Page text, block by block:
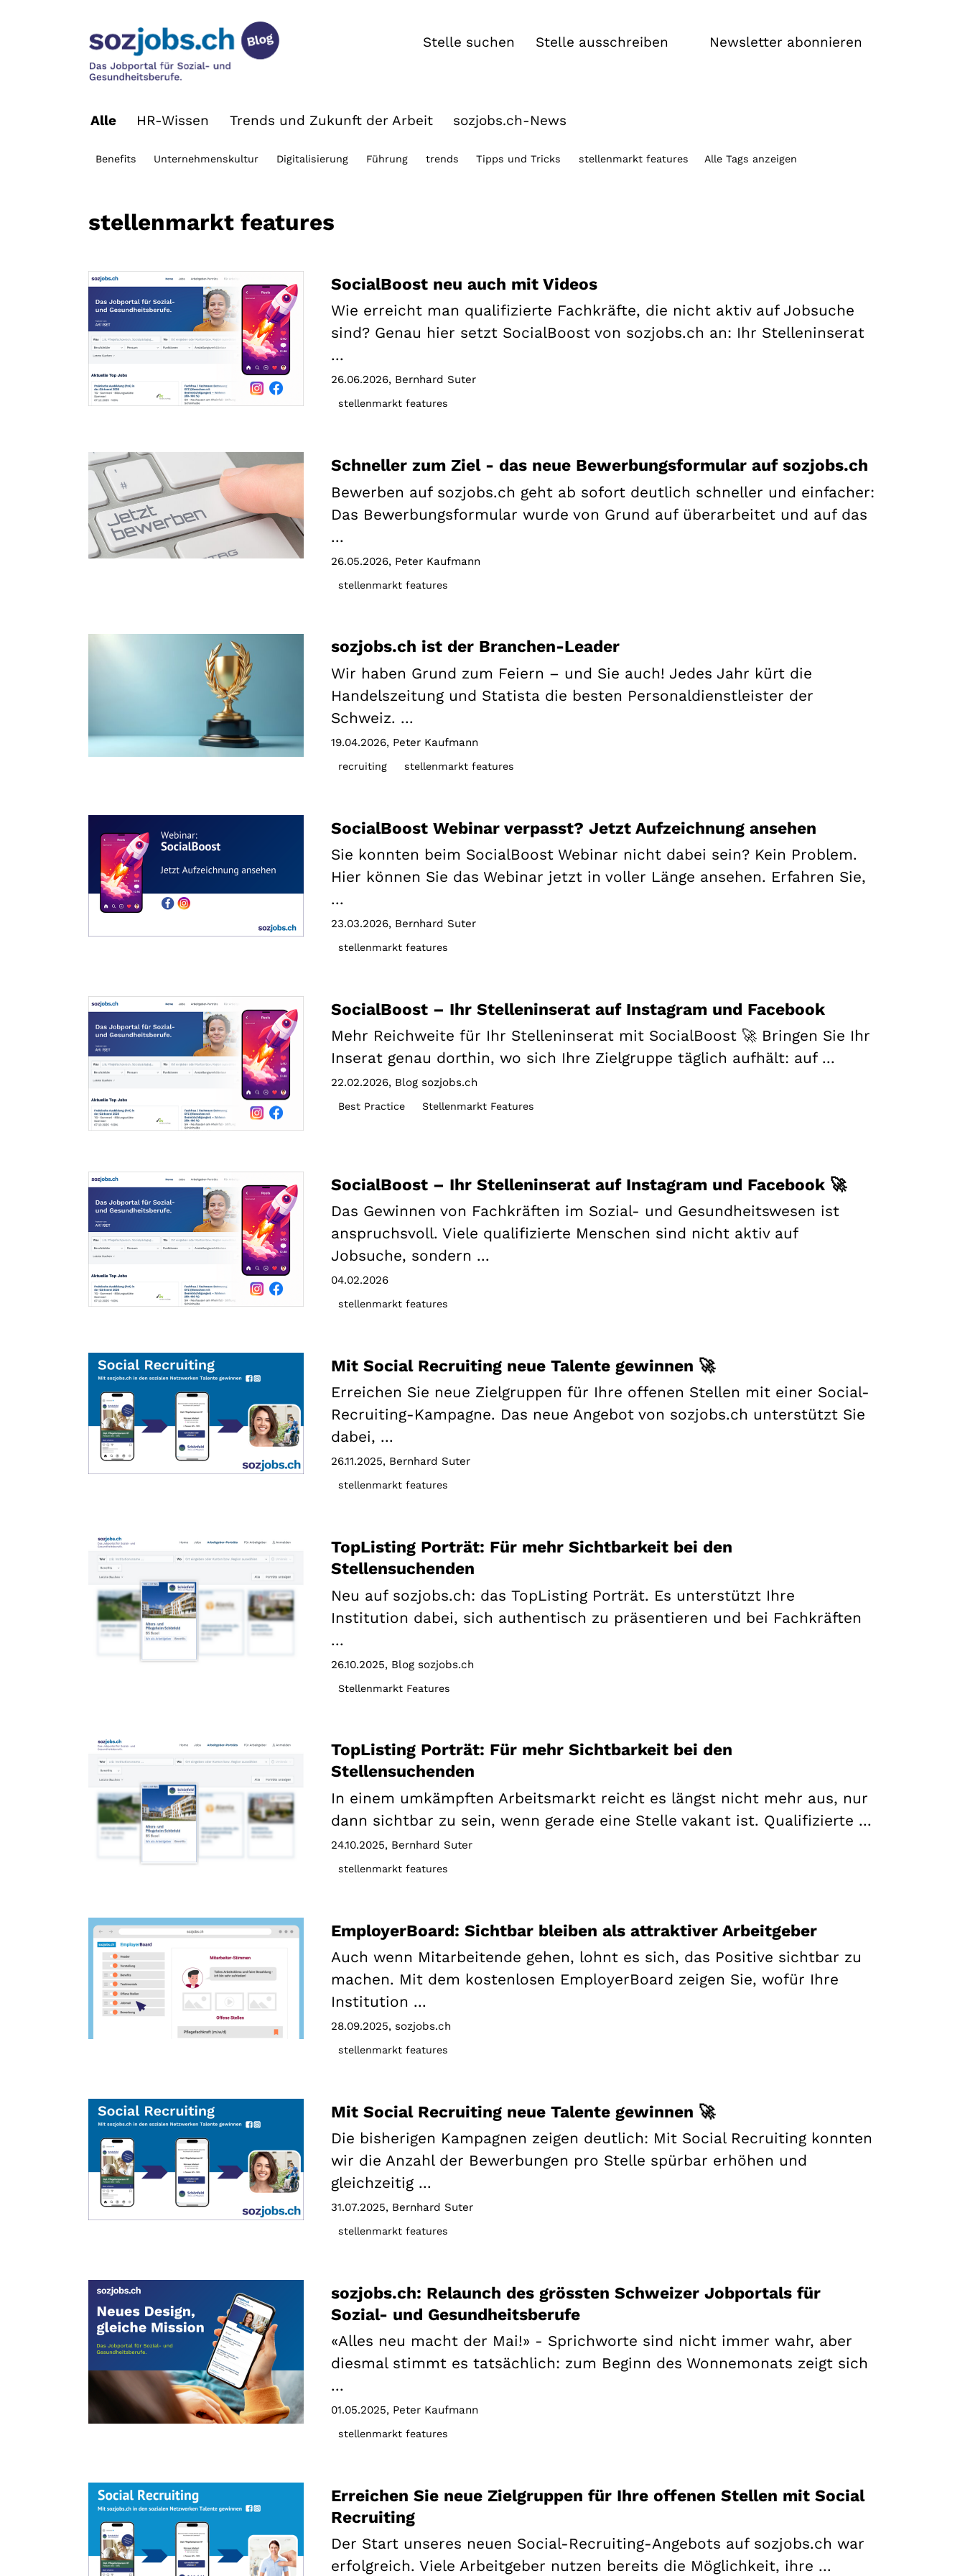
Stelle ausschreiben
Stelle suchen Newsletter abonnieren
Alle HR-Wissen Trends und Zukunft der Arbeit sozjobs.ch-News
Benefits Unternehmenskultur Digitalisierung Führung trends Tipps und Tricks stellenmarkt features Alle Tags anzeigen
stellenmarkt features
SocialBoost neu auch mit Videos
Wie erreicht man qualifizierte Fachkräfte, die nicht aktiv auf Jobsuche
sind? Genau hier setzt SocialBoost von sozjobs.ch an: Ihr Stelleninserat
...
26.06.2026 Bernhard Suter
stellenmarkt features
Schneller zum Ziel - das neue Bewerbungsformular auf sozjobs.ch
Bewerben auf sozjobs.ch geht ab sofort deutlich schneller und einfacher:
Das Bewerbungsformular wurde von Grund auf überarbeitet und auf das
...
26.05.2026 Peter Kaufmann
stellenmarkt features
sozjobs.ch ist der Branchen-Leader
Wir haben Grund zum Feiern – und Sie auch! Jedes Jahr kürt die
Handelszeitung und Statista die besten Personaldienstleister der
Schweiz. ...
19.04.2026 Peter Kaufmann
recruiting stellenmarkt features
SocialBoost Webinar verpasst? Jetzt Aufzeichnung ansehen
Sie konnten beim SocialBoost Webinar nicht dabei sein? Kein Problem.
Hier können Sie das Webinar jetzt in voller Länge ansehen. Erfahren Sie,
...
23.03.2026 Bernhard Suter
stellenmarkt features
SocialBoost – Ihr Stelleninserat auf Instagram und Facebook
Mehr Reichweite für Ihr Stelleninserat mit SocialBoost 🚀 Bringen Sie Ihr
Inserat genau dorthin, wo sich Ihre Zielgruppe täglich aufhält: auf ...
22.02.2026 Blog sozjobs.ch
Best Practice Stellenmarkt Features
SocialBoost – Ihr Stelleninserat auf Instagram und Facebook 🚀
Das Gewinnen von Fachkräften im Sozial- und Gesundheitswesen ist
anspruchsvoll. Viele qualifizierte Menschen sind nicht aktiv auf
Jobsuche, sondern ...
04.02.2026
stellenmarkt features
Mit Social Recruiting neue Talente gewinnen 🚀
Erreichen Sie neue Zielgruppen für Ihre offenen Stellen mit einer Social-
Recruiting-Kampagne. Das neue Angebot von sozjobs.ch unterstützt Sie
dabei, ...
26.11.2025 Bernhard Suter
stellenmarkt features
TopListing Porträt: Für mehr Sichtbarkeit bei den
Stellensuchenden
Neu auf sozjobs.ch: das TopListing Porträt. Es unterstützt Ihre
Institution dabei, sich authentisch zu präsentieren und bei Fachkräften
...
26.10.2025 Blog sozjobs.ch
Stellenmarkt Features
TopListing Porträt: Für mehr Sichtbarkeit bei den
Stellensuchenden
In einem umkämpften Arbeitsmarkt reicht es längst nicht mehr aus, nur
dann sichtbar zu sein, wenn gerade eine Stelle vakant ist. Qualifizierte ...
24.10.2025 Bernhard Suter
stellenmarkt features
EmployerBoard: Sichtbar bleiben als attraktiver Arbeitgeber
Auch wenn Mitarbeitende gehen, lohnt es sich, das Positive sichtbar zu
machen. Mit dem kostenlosen EmployerBoard zeigen Sie, wofür Ihre
Institution ...
28.09.2025 sozjobs.ch
stellenmarkt features
Mit Social Recruiting neue Talente gewinnen 🚀
Die bisherigen Kampagnen zeigen deutlich: Mit Social Recruiting konnten
wir die Anzahl der Bewerbungen pro Stelle spürbar erhöhen und
gleichzeitig ...
31.07.2025 Bernhard Suter
stellenmarkt features
sozjobs.ch: Relaunch des grössten Schweizer Jobportals für
Sozial- und Gesundheitsberufe
«Alles neu macht der Mai!» - Sprichworte sind nicht immer wahr, aber
diesmal stimmt es tatsächlich: zum Beginn des Wonnemonats zeigt sich
...
01.05.2025 Peter Kaufmann
stellenmarkt features
Erreichen Sie neue Zielgruppen für Ihre offenen Stellen mit Social
Recruiting
Der Start unseres neuen Social-Recruiting-Angebots auf sozjobs.ch war
erfolgreich. Viele Arbeitgeber nutzen bereits die Möglichkeit, ihre ...